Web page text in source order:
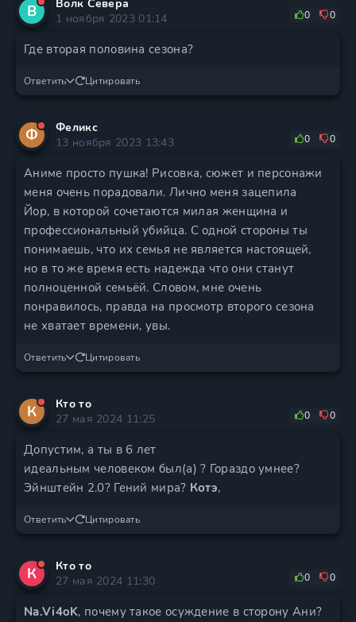
В
Волк Севера
1 ноября 2023 01:14
0 0
Где вторая половина сезона?
Ответить Цитировать
Ф
Феликс
13 ноября 2023 13:43
0 0
Аниме просто пушка! Рисовка, сюжет и персонажи
меня очень порадовали. Лично меня зацепила
Йор, в которой сочетаются милая женщина и
профессиональный убийца. С одной стороны ты
понимаешь, что их семья не является настоящей,
но в то же время есть надежда что они станут
полноценной семьёй. Словом, мне очень
понравилось, правда на просмотр второго сезона
не хватает времени, увы.
Ответить Цитировать
К
Кто то
27 мая 2024 11:25
0 0
Допустим, а ты в 6 лет
идеальным человеком был(а) ? Гораздо умнее?
Эйнштейн 2.0? Гений мира? Котэ,
Ответить Цитировать
К
Кто то
27 мая 2024 11:30
0 0
Na.Vi4oK, почему такое осуждение в сторону Ани?